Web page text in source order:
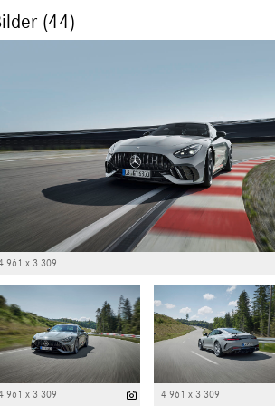
(44)
961 x 3 309
961 x 3 309 4 961 x 3 309